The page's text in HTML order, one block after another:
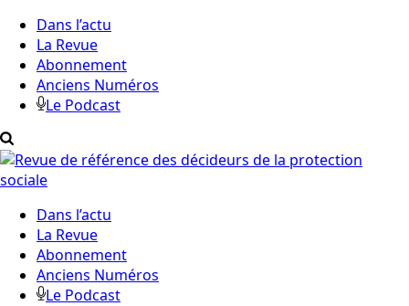
Dans l’actu
La Revue
Abonnement
Anciens Numéros
Le Podcast
Dans l’actu
La Revue
Abonnement
Anciens Numéros
Le Podcast